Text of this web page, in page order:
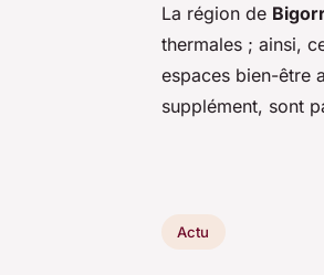
La région de
thermales ; ainsi,
espaces bien-être
supplément, sont
Actu